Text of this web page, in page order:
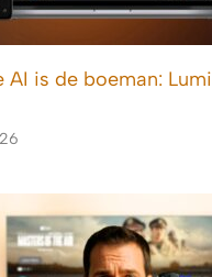
AI is de boeman: